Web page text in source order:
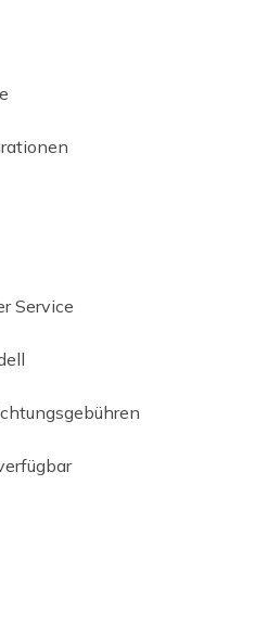
Service